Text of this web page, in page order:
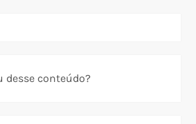
desse conteúdo?